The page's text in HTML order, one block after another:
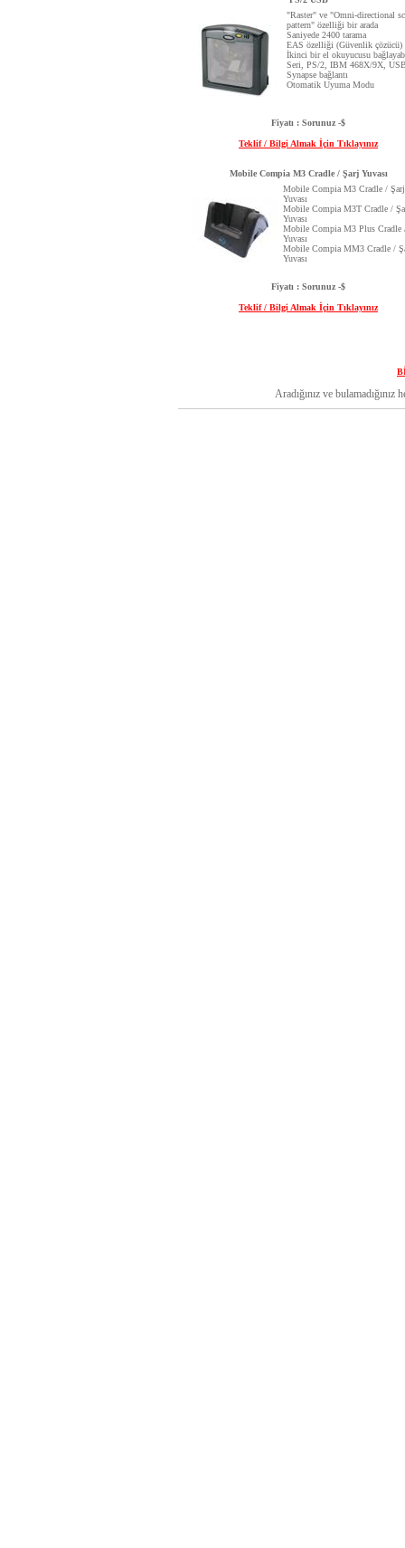
"Raster" ve "Omni-directional
pattern" özelliği bir arada
Saniyede 2400 tarama
EAS özelliği (Güvenlik çözücü)
İkinci bir el okuyucusu
Seri, PS/2, IBM 468X/9X,
Synapse bağlantı
Otomatik Uyuma Modu
Fiyatı : Sorunuz -$
Teklif / Bilgi Almak İçin Tıklayınız
Mobile Compia M3 Cradle / Şarj Yuvası
Mobile Compia M3 Cradle / Şarj
Yuvası
Mobile Compia M3T Cradle /
Yuvası
Mobile Compia M3 Plus Cradle
Yuvası
Mobile Compia MM3 Cradle /
Yuvası
Fiyatı : Sorunuz -$
Teklif / Bilgi Almak İçin Tıklayınız
Aradığınız ve